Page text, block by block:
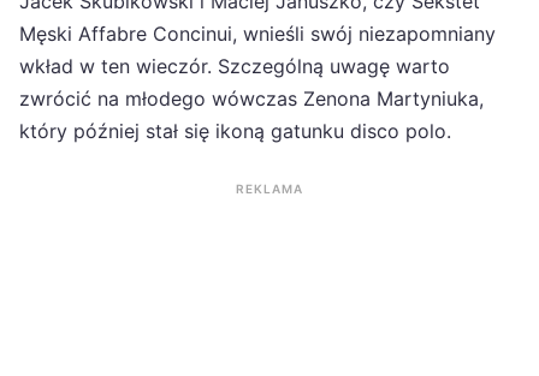
Męski Affabre Concinui, wnieśli swój niezapomniany
wkład w ten wieczór. Szczególną uwagę warto
zwrócić na młodego wówczas Zenona Martyniuka,
który później stał się ikoną gatunku disco polo.
REKLAMA